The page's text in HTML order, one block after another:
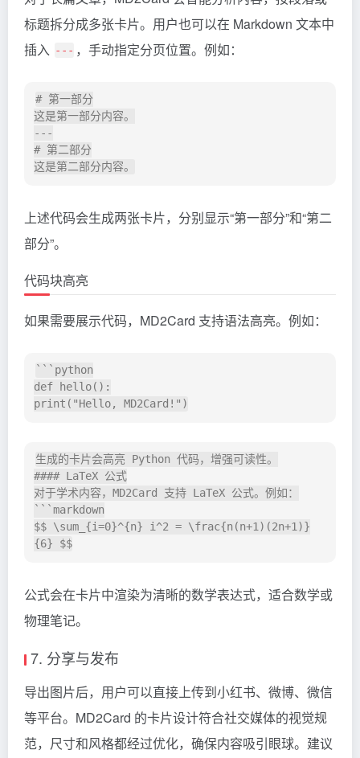
标题拆分成多张卡片。用户也可以在 Markdown 文本中
插入 --- ，手动指定分页位置。例如：
# 第一部分
这是第一部分内容。
---
# 第二部分
上述代码会生成两张卡片，分别显示“第一部分”和“第二
部分”。
代码块高亮
如果需要展示代码，MD2Card 支持语法高亮。例如：
```python
def hello():
生成的卡片会高亮 Python 代码，增强可读性。
#### LaTeX 公式
对于学术内容，MD2Card 支持 LaTeX 公式。例如：
```markdown
$$ \sum_{i=0}^{n} i^2 = \frac{n(n+1)(2n+1)}
公式会在卡片中渲染为清晰的数学表达式，适合数学或
物理笔记。
7. 分享与发布
导出图片后，用户可以直接上传到小红书、微博、微信
等平台。MD2Card 的卡片设计符合社交媒体的视觉规
范，尺寸和风格都经过优化，确保内容吸引眼球。建议